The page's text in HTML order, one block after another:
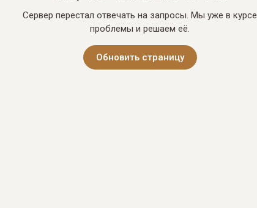
Сервер перестал отвечать на запросы. Мы уже в курсе
проблемы и решаем её.
Обновить страницу